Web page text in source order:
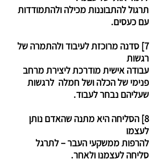
תרגול להתבוננות מכילה ולהתמודדות
עם כעסים.
7] סדנה מרוכזת לעיבוד ולהתמרה של
רגשות
עבודה אישית מודרכת ליצירת מרחב
פנימי של הכלה ושל חמלה לרגשות
שעליהם נבחר לעבוד.
8] הסליחה היא מתנה שהאדם נותן
לעצמו
להרפות ממשקעי העבר – לתרגל
סליחה לעצמנו ולאחר.